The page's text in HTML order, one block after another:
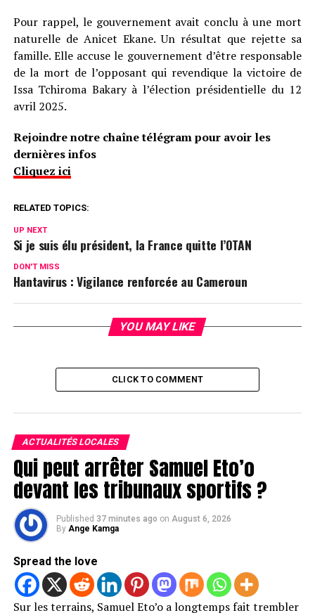
Pour rappel, le gouvernement avait conclu à une mort
naturelle de Anicet Ekane. Un résultat que rejette sa
famille. Elle accuse le gouvernement d’être responsable
de la mort de l’opposant qui revendique la victoire de
Issa Tchiroma Bakary à l’élection présidentielle du 12
avril 2025.
Rejoindre notre chaîne télégram pour avoir les
dernières infos
Cliquez ici
RELATED TOPICS:
UP NEXT
Si je suis élu président, la France quitte l’OTAN
DON'T MISS
Hantavirus : Vigilance renforcée au Cameroun
YOU MAY LIKE
CLICK TO COMMENT
ACTUALITÉS LOCALES
Qui peut arrêter Samuel Eto’o
devant les tribunaux sportifs ?
Published 37 minutes ago on August 6, 2026
By Ange Kamga
Spread the love
Sur les terrains, Samuel Eto’o a longtemps fait trembler